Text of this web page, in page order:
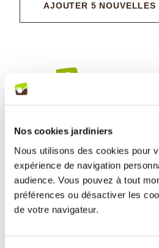
Nos cookies jardiniers
Nous utilisons des cookies pour
expérience de navigation
audience. Vous pouvez à tout
préférences ou désactiver les
de votre navigateur.
AJOUTER 5 NOUVELLES
Paiement sécurisé CB, Paypal,
virement, mandat administratif
3X sans frais CB à partir de 150 €
TESTÉS ET APPROUVÉS
par notre équipe de passionnés du